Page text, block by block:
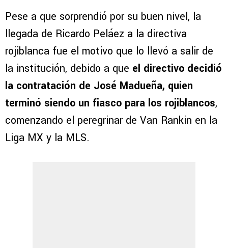
Pese a que sorprendió por su buen nivel, la
llegada de Ricardo Peláez a la directiva
rojiblanca fue el motivo que lo llevó a salir de
la institución, debido a que el directivo decidió
la contratación de José Madueña, quien
terminó siendo un fiasco para los rojiblancos,
comenzando el peregrinar de Van Rankin en la
Liga MX y la MLS.